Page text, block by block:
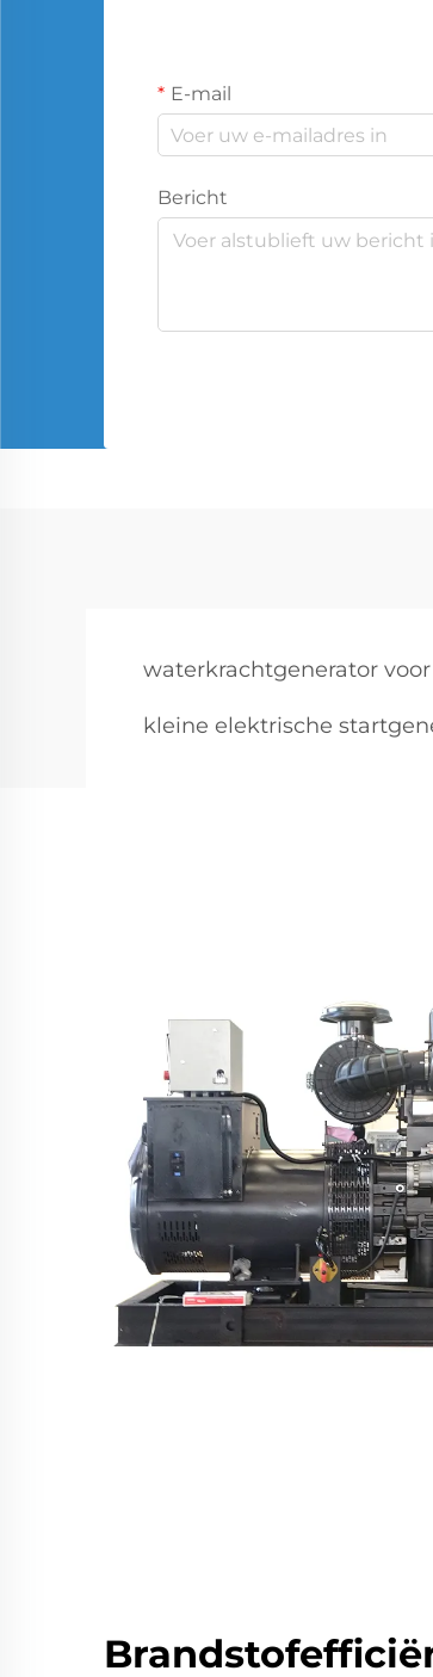
E-mail
Bericht
waterkrachtgenerator
kleine elektrische